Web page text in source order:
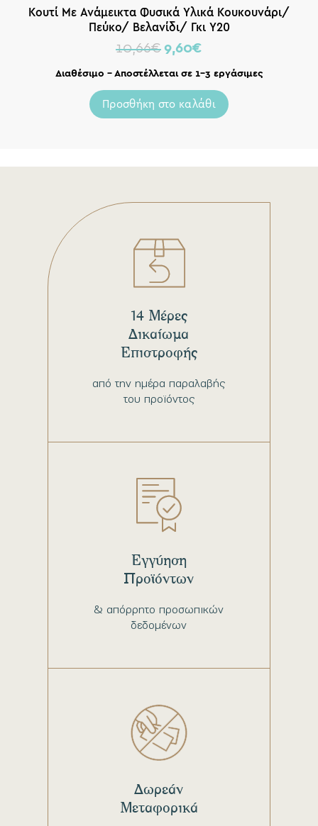
Κουτί Με Ανάμεικτα Φυσικά Υλικά Κουκουνάρι/
Πεύκο/ Βελανίδι/ Γκι Υ20
10,66€ 9,60€
Διαθέσιμο – Αποστέλλεται σε 1-3 εργάσιμες
Προσθήκη στο καλάθι
από την ημέρα παραλαβής
του προϊόντος
14 Μέρες
Δικαίωμα
Επιστροφής
& απόρρητο προσωπικών
δεδομένων
Εγγύηση
Προϊόντων
Δωρεάν
Μεταφορικά